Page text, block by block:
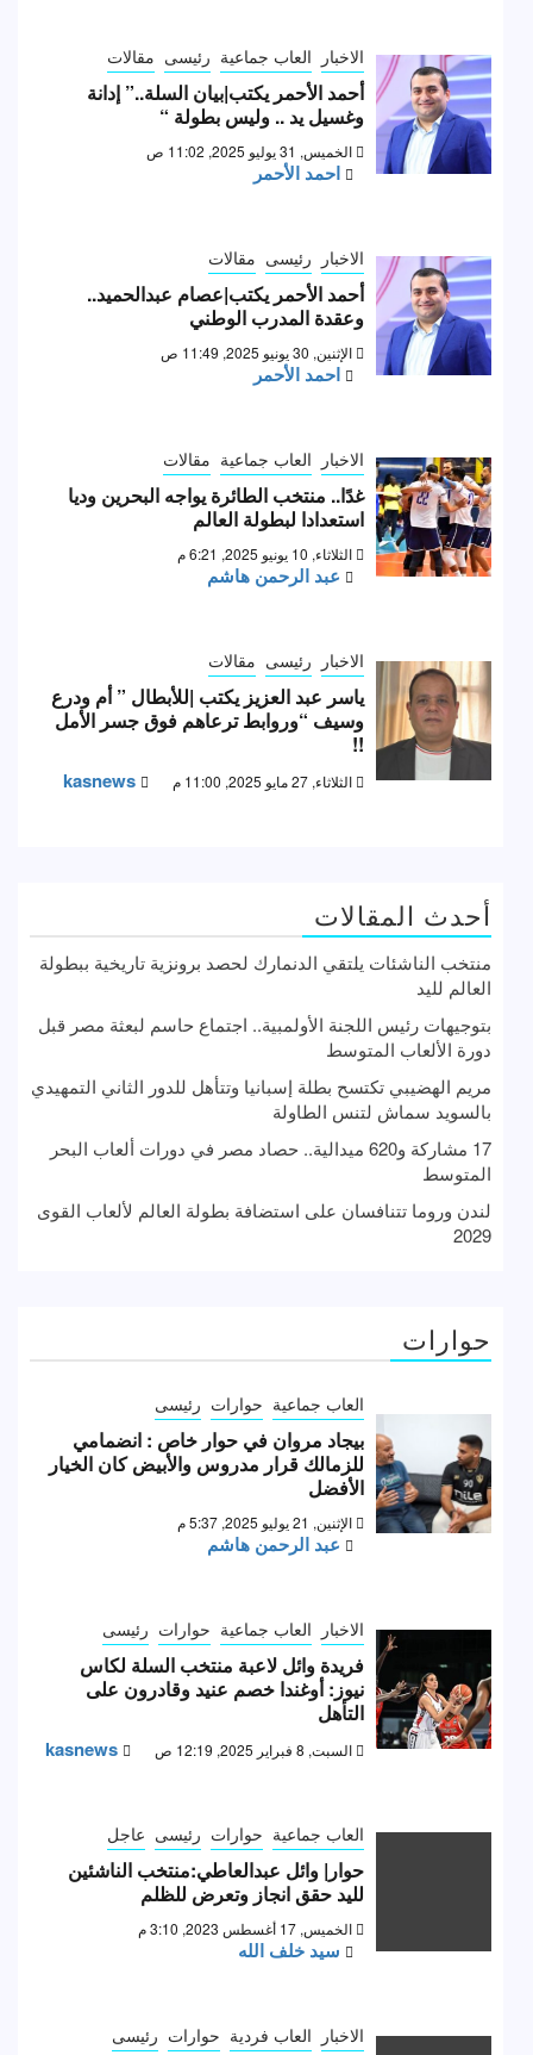
الاخبار العاب جماعية رئيسى مقالات
أحمد الأحمر يكتب|بيان السلة..” إدانة
وغسيل يد .. وليس بطولة “
الخميس, 31 يوليو 2025, 11:02 ص
احمد الأحمر
الاخبار رئيسى مقالات
أحمد الأحمر يكتب|عصام عبدالحميد..
وعقدة المدرب الوطني
الإثنين, 30 يونيو 2025, 11:49 ص
احمد الأحمر
الاخبار العاب جماعية مقالات
غدًا.. منتخب الطائرة يواجه البحرين وديا
استعدادا لبطولة العالم
الثلاثاء, 10 يونيو 2025, 6:21 م
عبد الرحمن هاشم
الاخبار رئيسى مقالات
ياسر عبد العزيز يكتب |للأبطال ” أم ودرع
وسيف “وروابط ترعاهم فوق جسر الأمل
!!
الثلاثاء, 27 مايو 2025, 11:00 م kasnews
أحدث المقالات
منتخب الناشئات يلتقي الدنمارك لحصد برونزية تاريخية ببطولة
العالم لليد
بتوجيهات رئيس اللجنة الأولمبية.. اجتماع حاسم لبعثة مصر قبل
دورة الألعاب المتوسط
مريم الهضيبي تكتسح بطلة إسبانيا وتتأهل للدور الثاني التمهيدي
بالسويد سماش لتنس الطاولة
17 مشاركة و620 ميدالية.. حصاد مصر في دورات ألعاب البحر
المتوسط
لندن وروما تتنافسان على استضافة بطولة العالم لألعاب القوى
2029
حوارات
العاب جماعية حوارات رئيسى
بيجاد مروان في حوار خاص : انضمامي
للزمالك قرار مدروس والأبيض كان الخيار
الأفضل
الإثنين, 21 يوليو 2025, 5:37 م
عبد الرحمن هاشم
الاخبار العاب جماعية حوارات رئيسى
فريدة وائل لاعبة منتخب السلة لكاس
نيوز: أوغندا خصم عنيد وقادرون على
التأهل
السبت, 8 فبراير 2025, 12:19 ص kasnews
العاب جماعية حوارات رئيسى عاجل
حوار| وائل عبدالعاطي:منتخب الناشئين
لليد حقق انجاز وتعرض للظلم
الخميس, 17 أغسطس 2023, 3:10 م
سيد خلف الله
الاخبار العاب فردية حوارات رئيسى